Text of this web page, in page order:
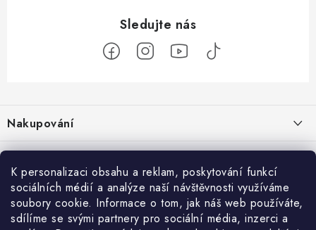
K personalizaci obsahu a reklam, poskytování funkcí
sociálních médií a analýze naší návštěvnosti využíváme
soubory cookie. Informace o tom, jak náš web používáte,
sdílíme se svými partnery pro sociální média, inzerci a
p
a
Nakupování
Jak nakupovat
Obchodní podmínky
Doprava a platba
Reklamace / vrácení zboží
Použití Dárkové poukázky
O nás
Kontakty